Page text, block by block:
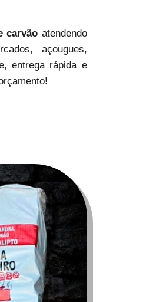
carvão atendendo
açougues,
entrega rápida e